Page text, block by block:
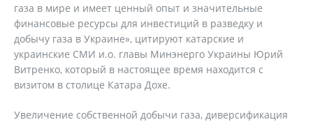
газа в мире и имеет ценный опыт и значительные
финансовые ресурсы для инвестиций в разведку и
добычу газа в Украине», цитируют катарские и
украинские СМИ и.о. главы Минэнерго Украины Юрий
Витренко, который в настоящее время находится с
визитом в столице Катара Дохе.
Увеличение собственной добычи газа, диверсификация